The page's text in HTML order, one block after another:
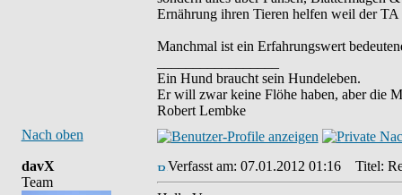
Ernährung ihren Tieren helfen weil der
Manchmal ist ein Erfahrungswert
Ein Hund braucht sein Hundeleben.
Er will zwar keine Flöhe haben, aber die
Robert Lembke
Nach oben
davX
Team
Verfasst am: 07.01.2012 01:16 Titel: